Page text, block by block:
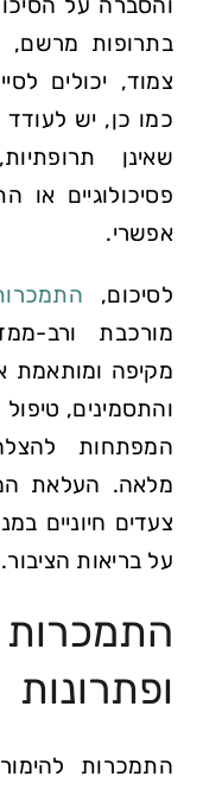
בתרופות מרשם,
צמוד, יכולים
כמו כן, יש לעודד
שאינן
פסיכולוגיים או
אפשרי.
לסיכום,
מורכבת ורב-
מקיפה ומותאמת
והתסמינים,
המפתחות
מלאה. העלאת
צעדים חיוניים
על בריאות הציבור.
התמכרות
ופתרונות
התמכרות